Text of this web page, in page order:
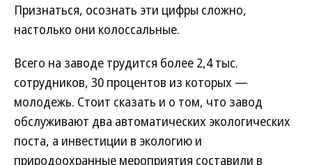
Признаться, осознать эти цифры сложно,
настолько они колоссальные.
Всего на заводе трудится более 2,4 тыс.
сотрудников, 30 процентов из которых —
молодежь. Стоит сказать и о том, что завод
обслуживают два автоматических экологических
поста, а инвестиции в экологию и
природоохранные мероприятия составили в